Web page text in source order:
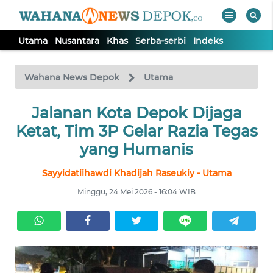
Utama Nusantara Khas Serba-serbi Indeks
Wahana News Depok Utama
Jalanan Kota Depok Dijaga
Ketat, Tim 3P Gelar Razia Tegas
yang Humanis
Sayyidatiihawdi Khadijah Raseukiy - Utama
Minggu, 24 Mei 2026 - 16:04 WIB
TV
Tutup
UTAMA
SERBA-
SERBI
Informasi